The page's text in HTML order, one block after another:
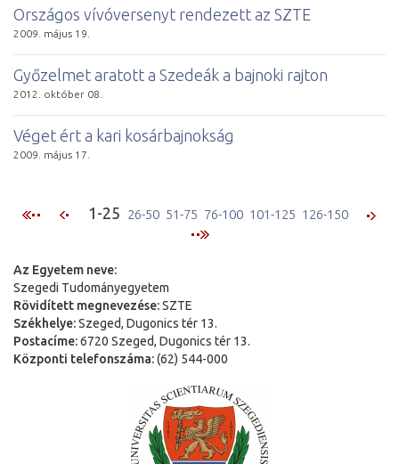
Országos vívóversenyt rendezett az SZTE
2009. május 19.
Győzelmet aratott a Szedeák a bajnoki rajton
2012. október 08.
Véget ért a kari kosárbajnokság
2009. május 17.
1-25 26-50 51-75 76-100 101-125 126-150
Az Egyetem neve:
Szegedi Tudományegyetem
Rövidített megnevezése:SZTE
Székhelye:Szeged, Dugonics tér 13.
Postacíme:6720 Szeged, Dugonics tér 13.
Központi telefonszáma:(62) 544-000